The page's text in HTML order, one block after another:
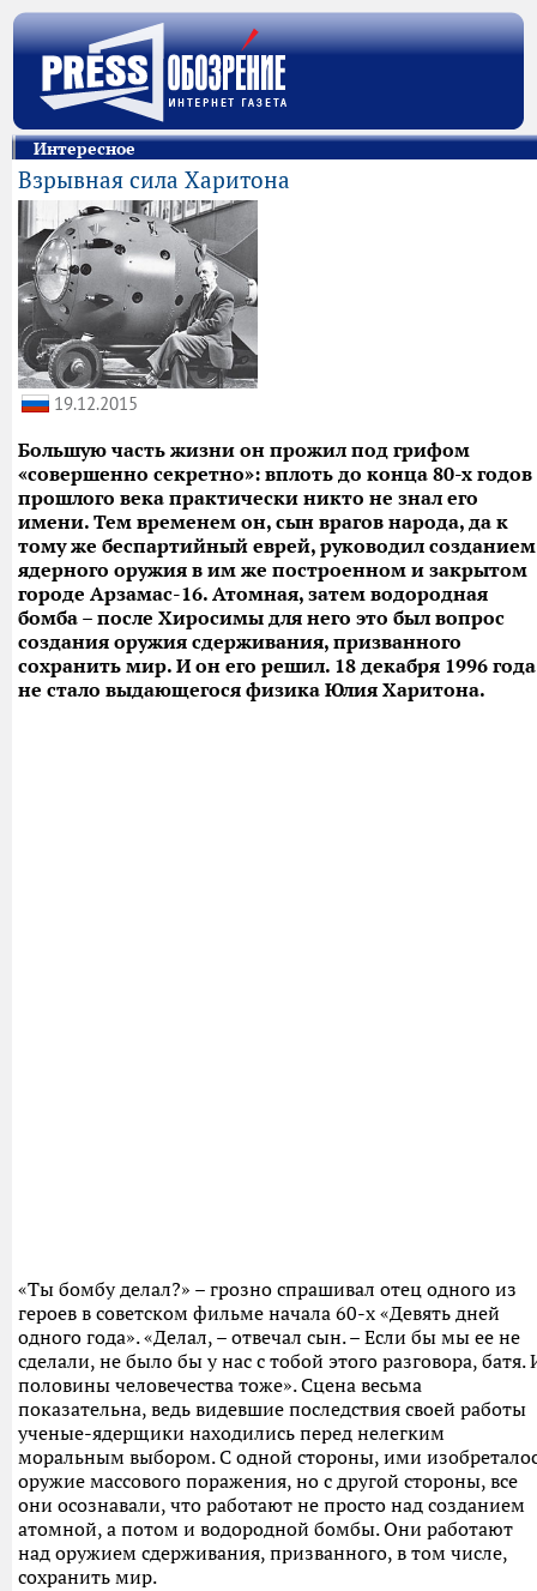
Интересное
Взрывная сила Харитона
19.12.2015
Большую часть жизни он прожил под грифом
«совершенно секретно»: вплоть до конца 80-х годов
прошлого века практически никто не знал его
имени. Тем временем он, сын врагов народа, да к
тому же беспартийный еврей, руководил созданием
ядерного оружия в им же построенном и закрытом
городе Арзамас-16. Атомная, затем водородная
бомба – после Хиросимы для него это был вопрос
создания оружия сдерживания, призванного
сохранить мир. И он его решил. 18 декабря 1996 года
не стало выдающегося физика Юлия Харитона.
«Ты бомбу делал?» – грозно спрашивал отец одного из
героев в советском фильме начала 60-х «Девять дней
одного года». «Делал, – отвечал сын. – Если бы мы ее не
сделали, не было бы у нас с тобой этого разговора, батя.
половины человечества тоже». Сцена весьма
показательна, ведь видевшие последствия своей работы
ученые-ядерщики находились перед нелегким
моральным выбором. С одной стороны, ими
оружие массового поражения, но с другой стороны, все
они осознавали, что работают не просто над созданием
атомной, а потом и водородной бомбы. Они работают
над оружием сдерживания, призванного, в том числе,
сохранить мир.